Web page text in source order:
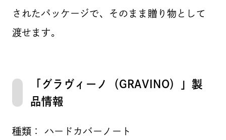
されたパッケージで、そのまま贈り物として
渡せます。
「グラヴィーノ（GRAVINO）」製
品情報
種類： ハードカバーノート